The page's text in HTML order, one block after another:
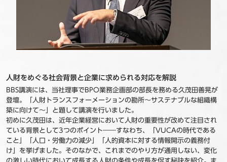
人財をめぐる社会背景と企業に求められる対応を解説
BBS講演には、当社理事でBPO業務企画部の部長を務める久茂田善晃が
登壇。「人財トランスフォーメーションの勘所～サステナブルな組織構
築に向けて～」と題して講演を行いました。
初めに久茂田は、近年企業経営において人財の重要性が改めて注目され
ている背景として3つのポイント――すなわち、「VUCAの時代である
こと」「人口・労働力の減少」「人的資本に対する情報開示の義務付
け」を挙げました。そのなかで、これまでのやり方が通用しない、変化
の激しい時代において成長する人財の条件や成長を促す秘訣を紹介。ま